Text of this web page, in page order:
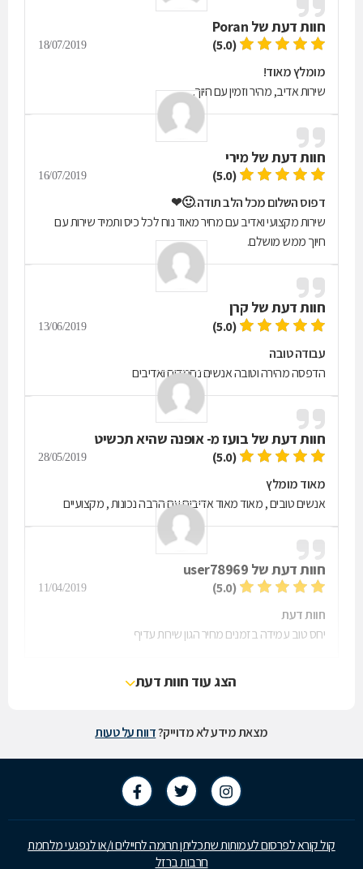
חוות דעת של Poran
(5.0)
18/07/2019
מומלץ מאוד!
שירות אדיב, מהיר וזמין עם חיוך.
חוות דעת שלמירי
(5.0)
16/07/2019
דפוס השלום מכל הלב תודה.🙂❤
שירות מקצועי ואדיב עם מחיר מאוד נוח לכל כיס ותמיד שירות עם
חיוך ממש מושלם.
חוות דעת של קרן
(5.0)
13/06/2019
עבודה טובה
הדפסה מהירה וטובה אנשים נחמדים ואדיבים
חוות דעת של בועז מ- אופנה שהיא תכשיט
ABRACADABRA
(5.0)
28/05/2019
מאוד מומלץ
אנשים טובים , מאוד מאוד אדיבים עם הרבה נכונות , מקצועיים
חוות דעת של user78969
(5.0)
11/04/2019
חוות דעת
יחס טוב עמידה בזמנים מחיר הגון שירות עדיף
הצג עוד חוות דעת
מצאת מידע לא מדוייק?דווח על טעות
קול קורא לפרסום לעמותות שתכליתן תרומה לחיילים ו/או לנפגעי מלחמת
חרבות ברזל